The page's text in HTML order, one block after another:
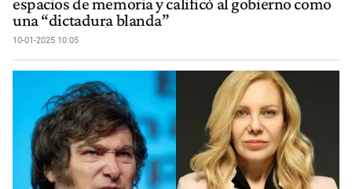
espacios de memoria y calificó al gobierno como
una “dictadura blanda”
10-01-2025 10:05